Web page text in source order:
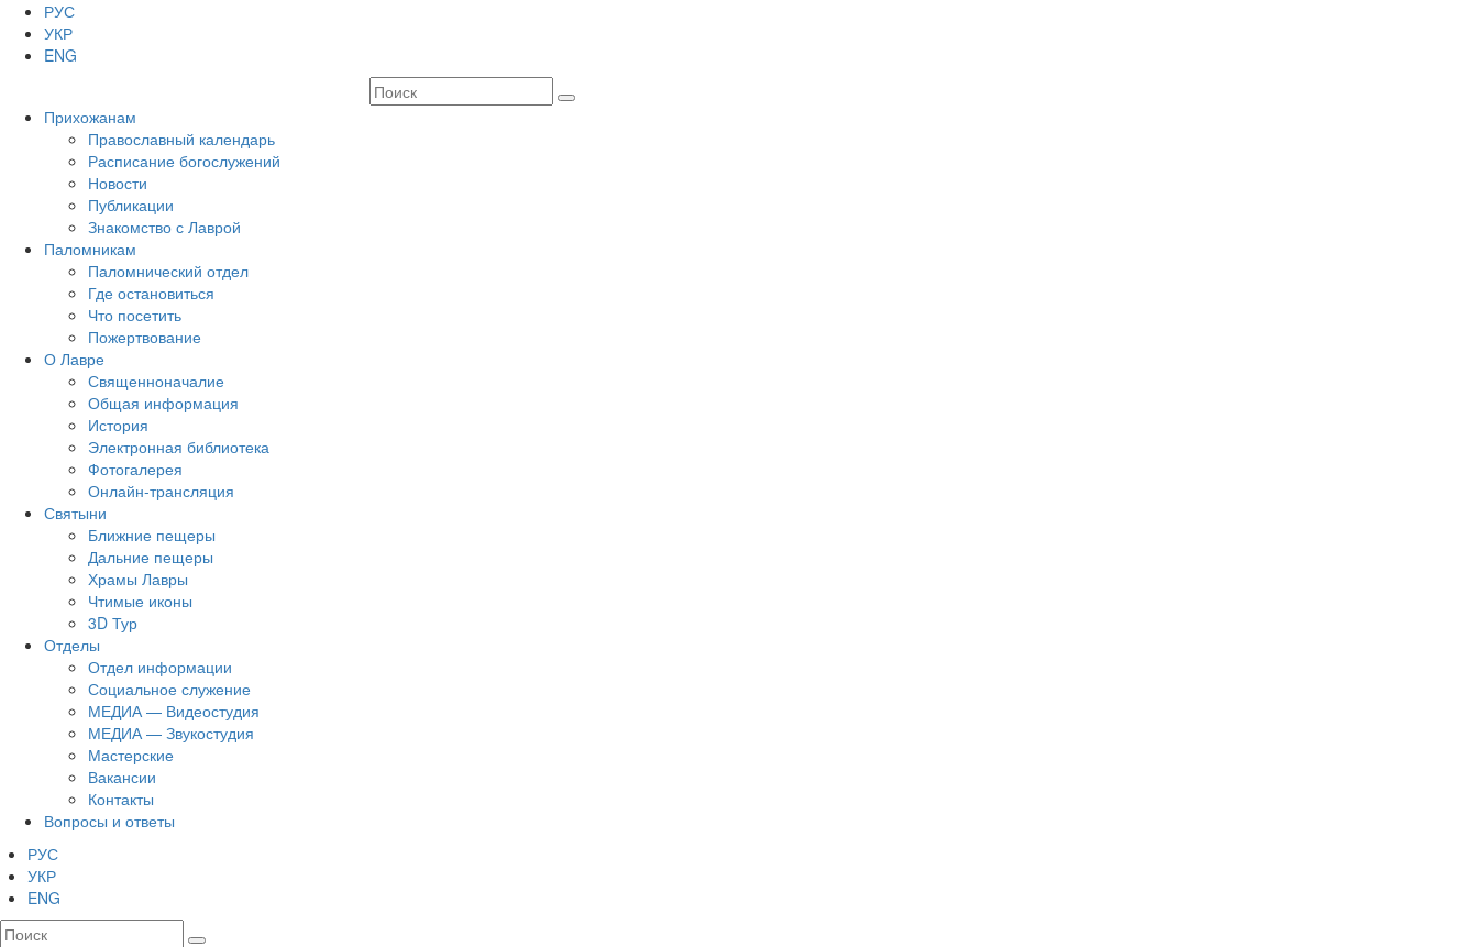
РУС
УКР
ENG
Прихожанам
Православный календарь
Расписание богослужений
Новости
Публикации
Знакомство с Лаврой
Паломникам
Паломнический отдел
Где остановиться
Что посетить
Пожертвование
О Лавре
Священноначалие
Общая информация
История
Электронная библиотека
Фотогалерея
Онлайн-трансляция
Святыни
Ближние пещеры
Дальние пещеры
Храмы Лавры
Чтимые иконы
3D Тур
Отделы
Отдел информации
Социальное служение
МЕДИА — Видеостудия
МЕДИА — Звукостудия
Мастерские
Вакансии
Контакты
Вопросы и ответы
РУС
УКР
ENG